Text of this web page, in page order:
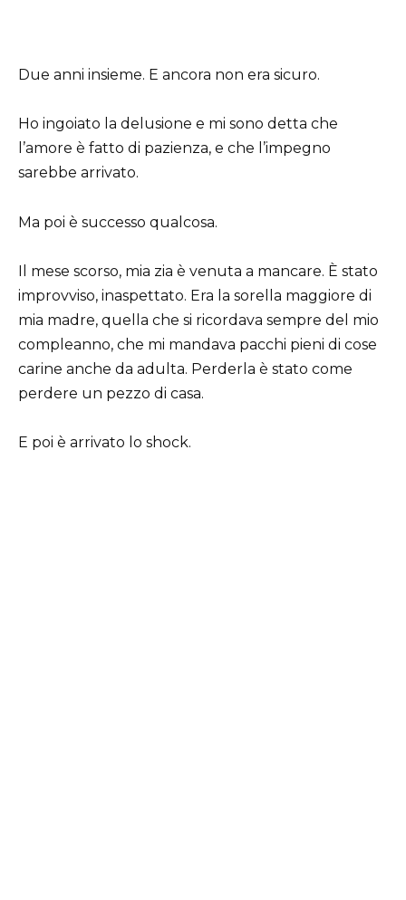
Due anni insieme. E ancora non era sicuro.
Ho ingoiato la delusione e mi sono detta che
l’amore è fatto di pazienza, e che l’impegno
sarebbe arrivato.
Ma poi è successo qualcosa.
Il mese scorso, mia zia è venuta a mancare. È stato
improvviso, inaspettato. Era la sorella maggiore di
mia madre, quella che si ricordava sempre del mio
compleanno, che mi mandava pacchi pieni di cose
carine anche da adulta. Perderla è stato come
perdere un pezzo di casa.
E poi è arrivato lo shock.